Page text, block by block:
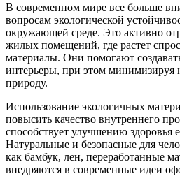
В современном мире все больше внимания уделяется
вопросам экологической
окружающей среде. Это активно
жилых помещений, где растет
материалы. Они помогают
интерьеры, при этом минимизируя
природу.
Использование экологичных
повысить качество внутреннего
способствует улучшению здоровья
Натуральные и безопасные для
как бамбук, лен, переработанные
внедряются в современные идеи